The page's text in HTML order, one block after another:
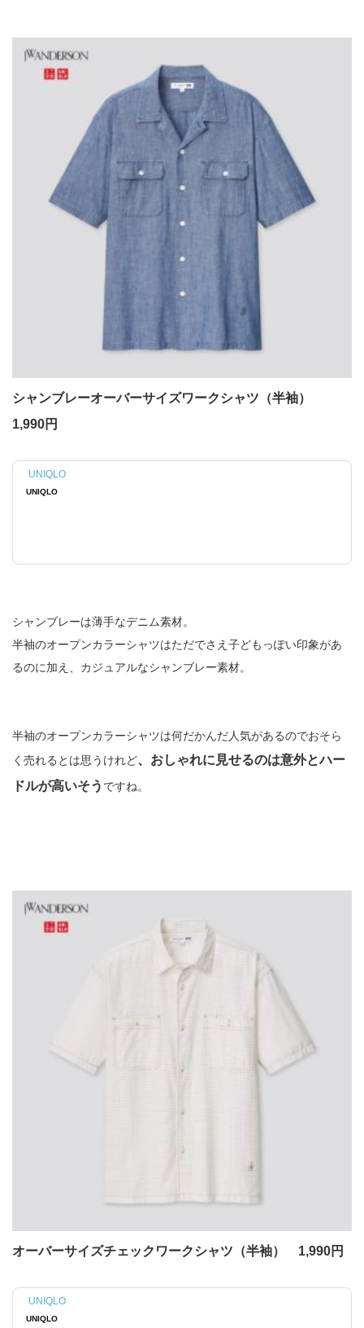
シャンブレーオーバーサイズワークシャツ（半袖）
1,990円
UNIQLO
UNIQLO
シャンブレーは薄手なデニム素材。
半袖のオープンカラーシャツはただでさえ子どもっぽい印象があ
るのに加え、カジュアルなシャンブレー素材。
半袖のオープンカラーシャツは何だかんだ人気があるのでおそら
く売れるとは思うけれど、おしゃれに見せるのは意外とハー
ドルが高いそう ですね。
オーバーサイズチェックワークシャツ（半袖） 1,990円
UNIQLO
UNIQLO